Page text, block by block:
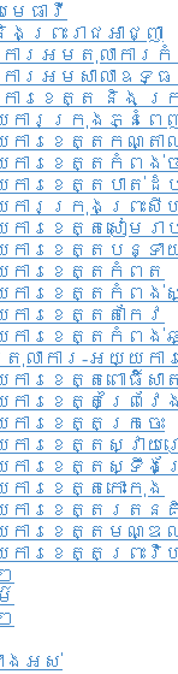
េធាវី​
រះរាជអាជ្ញា
ារអមតុលាការ
ារអមសាលាឧទ្
ការខេត្ត និង ក្
ការក្រុងភ្នំពេ
ការខេត្តកណ្តា
ការខេត្តកំពង់ច
ការខេត្តបាត់ដំ
ការ​ក្រុងព្រះសី
ារខេត្តសៀមរា
ការខេត្តបន្ទា
ការខេត្តកំពត
ការខេត្តកំពង់
ារខេត្តតាកែវ
ការខេត្តកំពង់
តុលាការ-អយ្យក
ារខេត្តពោធិ៍សា
ារខេត្តព្រៃវែ
ារខេត្តក្រចេះ
ារខេត្តស្វាយ
ការខេត្តស្ទឹង
ារខេត្តកោះកុង
ការខេត្តរតន
ការខេត្តមណ្
ារខេត្តព្រះវិហ
ងអស់​